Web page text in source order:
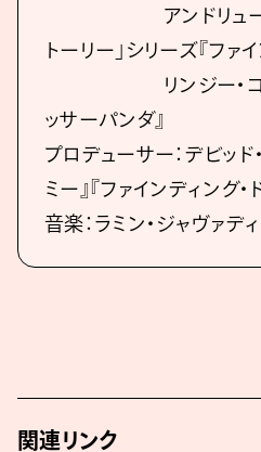
アンドリュー・ス
トーリー」シリーズ『ファ
リンジー・コリン
ッサーパンダ』
プロデューサー：デビッド
ミー』『ファインディング・
音楽：ラミン・ジャヴァデ
関連リンク